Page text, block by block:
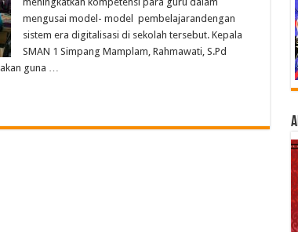
mengusai model- model pembelajarandengan
sistem era digitalisasi di sekolah tersebut. Kepala
SMAN 1 Simpang Mamplam, Rahmawati, S.Pd
guna …